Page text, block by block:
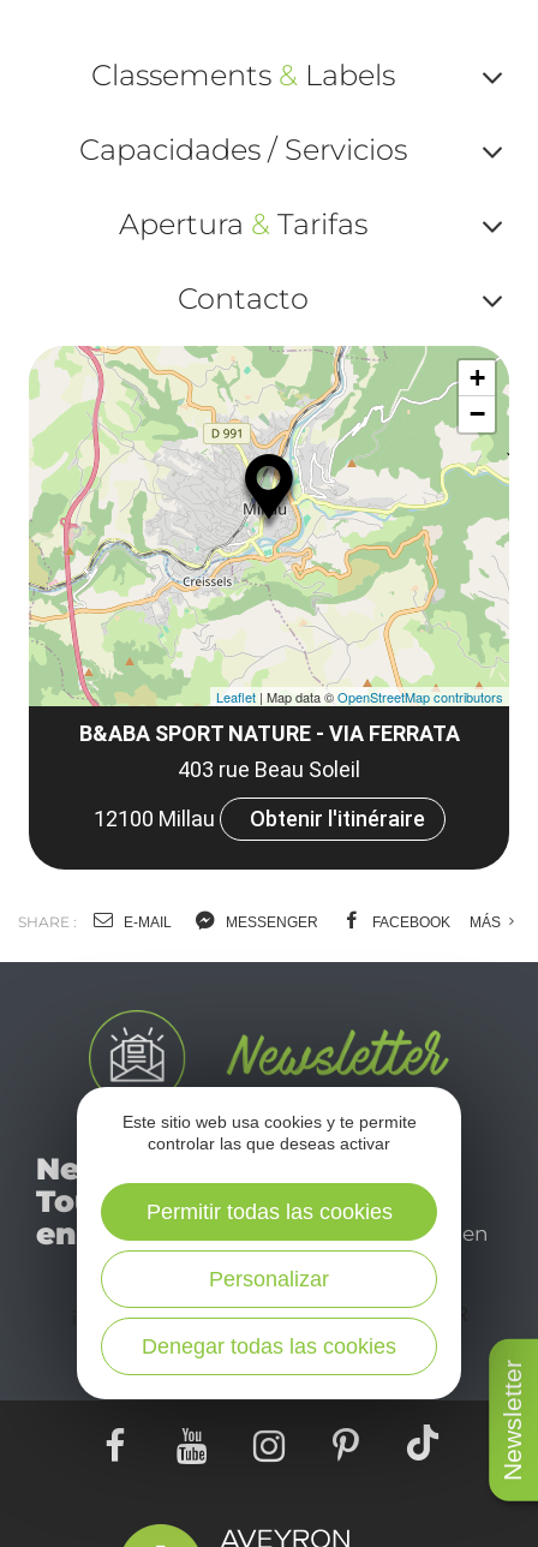
Newsletter
Classements &Labels
ou
Capacidades / Servicios
ou
Apertura &Tarifas
ou
et
Contacto
ou
B&ABA SPORT NATURE - VIA FERRATA
403 rue Beau Soleil
12100 Millau
Obtenir l'itinéraire
+
−
Leaflet | Map data ©OpenStreetMap contributors
SHARE : E-MAIL MESSENGER FACEBOOK MÁS
Newsletter
Tourismo
en Aveyron
No se pierda nuestro
déjese inspirar para
disfrutar de su estancia en
¡SUSCRÍBASE A NUESTRO NEWSLETTER
AQUÍ!
Este sitio web usa cookies y te permite
controlar las que deseas activar
Denegar todas las cookies
Personalizar
Permitir todas las cookies